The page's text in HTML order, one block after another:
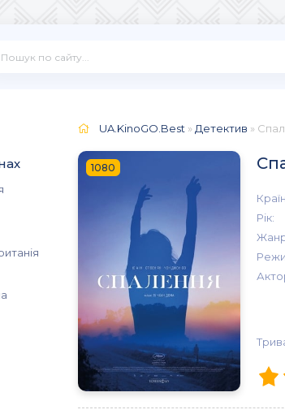
UA.KinoGO.Best » Детектив »
1080
Рік: